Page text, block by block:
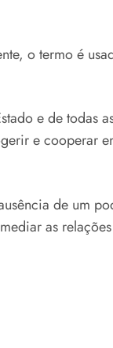
o termo é
e de todas
e cooperar
de um
as